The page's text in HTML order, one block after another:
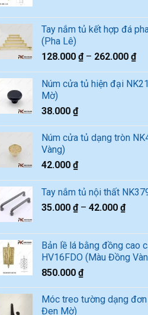
Tay nắm tủ kết hợp đá
(Pha Lê)
128.000₫– 262.000₫
Núm cửa tủ hiện đại
Mờ)
38.000₫
Núm cửa tủ dạng tròn
Vàng)
42.000₫
Tay nắm tủ nội thất
35.000₫–42.000₫
Bản lề lá bằng đồng cao
HV16FDO (Màu Đồng
850.000₫
Móc treo tường dạng
Đen Mờ)